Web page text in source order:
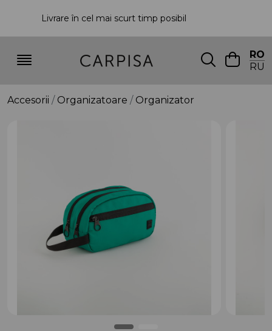
Livrare în cel mai scurt timp posibil
RO
RU
Accesorii Organizatoare Organizator